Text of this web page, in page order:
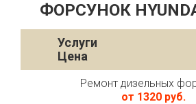
ФОРСУНОК
Услуги
Цена
Ремонт дизельных
от 1320 руб.